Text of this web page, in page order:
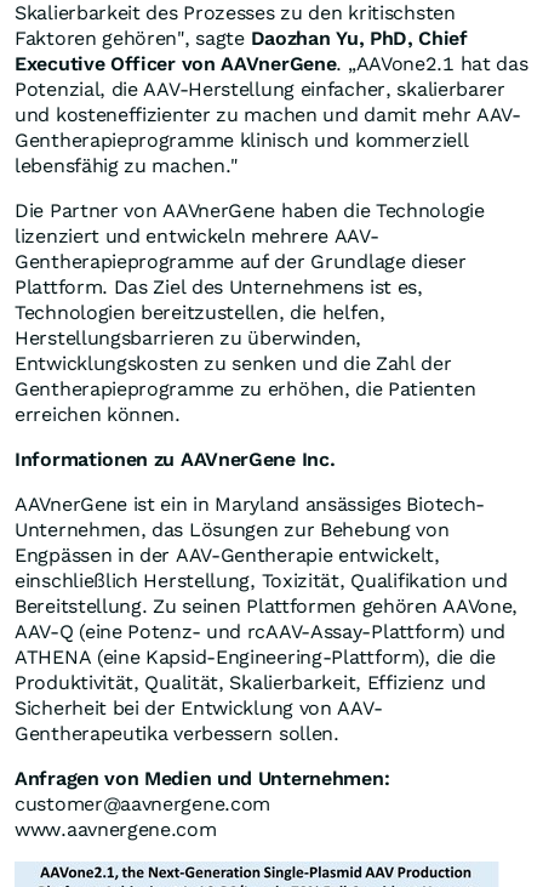
Skalierbarkeit des Prozesses zu den kritischsten
Faktoren gehören", sagte Daozhan Yu, PhD, Chief
Executive Officer von AAVnerGene. „AAVone2.1 hat das
Potenzial, die AAV-Herstellung einfacher, skalierbarer
und kosteneffizienter zu machen und damit mehr AAV-
Gentherapieprogramme klinisch und kommerziell
lebensfähig zu machen."
Die Partner von AAVnerGene haben die Technologie
lizenziert und entwickeln mehrere AAV-
Gentherapieprogramme auf der Grundlage dieser
Plattform. Das Ziel des Unternehmens ist es,
Technologien bereitzustellen, die helfen,
Herstellungsbarrieren zu überwinden,
Entwicklungskosten zu senken und die Zahl der
Gentherapieprogramme zu erhöhen, die Patienten
erreichen können.
Informationen zu AAVnerGene Inc.
AAVnerGene ist ein in Maryland ansässiges Biotech-
Unternehmen, das Lösungen zur Behebung von
Engpässen in der AAV-Gentherapie entwickelt,
einschließlich Herstellung, Toxizität, Qualifikation und
Bereitstellung. Zu seinen Plattformen gehören AAVone,
AAV-Q (eine Potenz- und rcAAV-Assay-Plattform) und
ATHENA (eine Kapsid-Engineering-Plattform), die die
Produktivität, Qualität, Skalierbarkeit, Effizienz und
Sicherheit bei der Entwicklung von AAV-
Gentherapeutika verbessern sollen.
Anfragen von Medien und Unternehmen:
customer@aavnergene.com
www.aavnergene.com